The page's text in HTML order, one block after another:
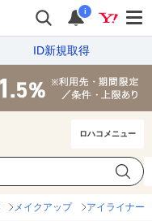
i
ID新規取得
ロハコメニュー
メイクアップ アイライナー